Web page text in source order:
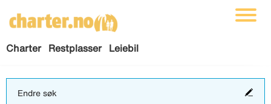
Charter Restplasser Leiebil
Endre søk